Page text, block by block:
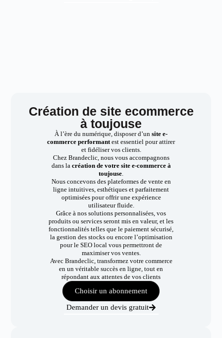
Création de site ecommerce
à toujouse
À l’ère du numérique, disposer d’un site e-
commerce performantest essentiel pour attirer
et fidéliser vos clients.
Chez Brandeclic, nous vous accompagnons
dans la création de votre site e-commerce à
toujouse.
Nous concevons des plateformes de vente en
ligne intuitives, esthétiques et parfaitement
optimisées pour offrir une expérience
utilisateur fluide.
Grâce à nos solutions personnalisées, vos
produits ou services seront mis en valeur, et les
fonctionnalités telles que le paiement sécurisé,
la gestion des stocks ou encore l’optimisation
pour le SEO local vous permettront de
maximiser vos ventes.
Avec Brandeclic, transformez votre commerce
en un véritable succès en ligne, tout en
répondant aux attentes de vos clients
Choisir un abonnement
Demander un devis gratuit